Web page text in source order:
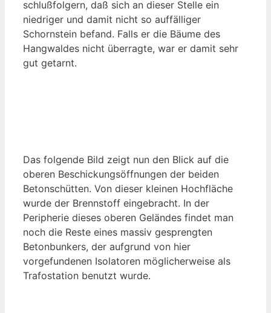
schlußfolgern, daß sich an dieser Stelle ein
niedriger und damit nicht so auffälliger
Schornstein befand. Falls er die Bäume des
Hangwaldes nicht überragte, war er damit sehr
gut getarnt.
Das folgende Bild zeigt nun den Blick auf die
oberen Beschickungsöffnungen der beiden
Betonschütten. Von dieser kleinen Hochfläche
wurde der Brennstoff eingebracht. In der
Peripherie dieses oberen Geländes findet man
noch die Reste eines massiv gesprengten
Betonbunkers, der aufgrund von hier
vorgefundenen Isolatoren möglicherweise als
Trafostation benutzt wurde.